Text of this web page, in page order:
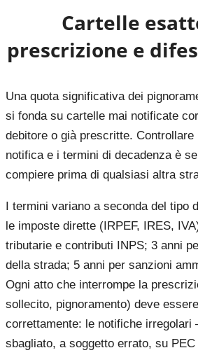
Cartelle
prescrizione e
Una quota significativa dei
si fonda su cartelle mai notificate
debitore o già prescritte. Controllare
notifica e i termini di decadenza è
compiere prima di qualsiasi altra
I termini variano a seconda del tipo
le imposte dirette (IRPEF, IRES,
tributarie e contributi INPS; 3 anni
della strada; 5 anni per sanzioni
Ogni atto che interrompe la
sollecito, pignoramento) deve
correttamente: le notifiche
sbagliato, a soggetto errato, su